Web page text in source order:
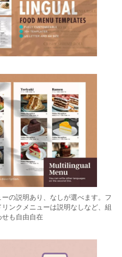
の説明あり、なしが選べます。フ
ンクメニューは説明なしなど、組
せも自由自在